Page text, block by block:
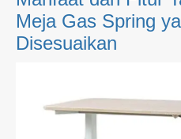
Meja Gas Spring
Disesuaikan